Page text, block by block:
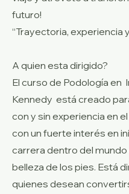
futuro!
“Trayectoria, experiencia
A quien esta dirigido?
El curso de Podología en
Kennedy está creado
con y sin experiencia en
con un fuerte interés en
carrera dentro del mundo
belleza de los pies. Está
quienes desean